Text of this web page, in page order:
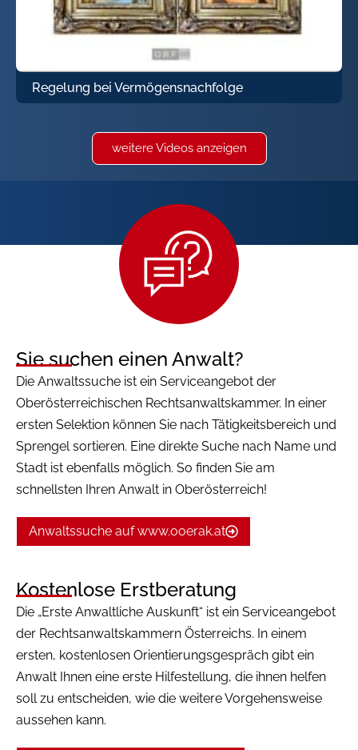
Regelung bei Vermögensnachfolge
weitere Videos anzeigen
Sie suchen einen Anwalt?
Die Anwaltssuche ist ein Serviceangebot der
Oberösterreichischen Rechtsanwaltskammer. In einer
ersten Selektion können Sie nach Tätigkeitsbereich und
Sprengel sortieren. Eine direkte Suche nach Name und
Stadt ist ebenfalls möglich. So finden Sie am
schnellsten Ihren Anwalt in Oberösterreich!
Anwaltssuche auf www.ooerak.at
Kostenlose Erstberatung
Die „Erste Anwaltliche Auskunft“ ist ein Serviceangebot
der Rechtsanwaltskammern Österreichs. In einem
ersten, kostenlosen Orientierungsgespräch gibt ein
Anwalt Ihnen eine erste Hilfestellung, die ihnen helfen
soll zu entscheiden, wie die weitere Vorgehensweise
aussehen kann.